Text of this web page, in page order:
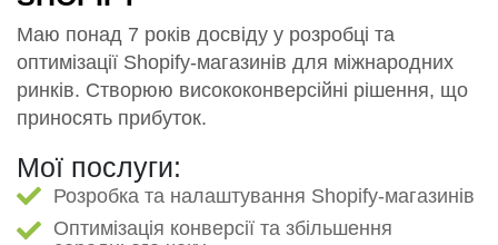
Маю понад 7 років досвіду у розробці та
оптимізації Shopify-магазинів для міжнародних
ринків. Створюю висококонверсійні рішення, що
приносять прибуток.
Мої послуги:
Розробка та налаштування Shopify-магазинів
Оптимізація конверсії та збільшення